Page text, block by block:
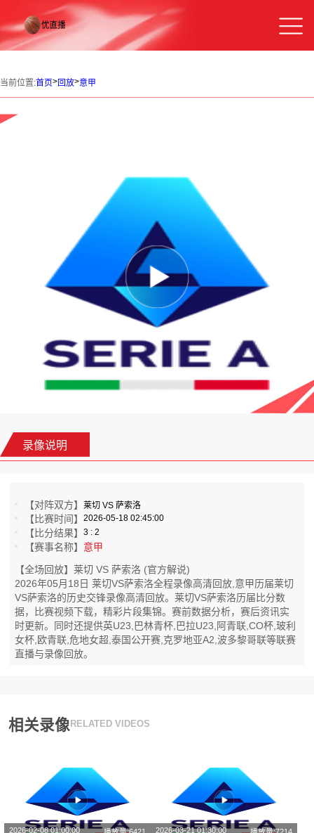
当前位置:首页>回放>意甲
录像说明
【对阵双方】莱切 VS 萨索洛
【比赛时间】2026-05-18 02:45:00
【比分结果】3 : 2
【赛事名称】 意甲
【全场回放】莱切 VS 萨索洛 (官方解说)
2026年05月18日 莱切VS萨索洛全程录像高清回放,意甲历届莱切
VS萨索洛的历史交锋录像高清回放。莱切VS萨索洛历届比分数
据，比赛视频下载，精彩片段集锦。赛前数据分析，赛后资讯实
时更新。同时还提供英U23,巴林青杯,巴拉U23,阿青联,CO杯,玻利
女杯,欧青联,危地女超,泰国公开赛,克罗地亚A2,波多黎哥联等联赛
直播与录像回放。
相关录像 RELATED VIDEOS
2026-02-08 01:00:00 2026-03-21 01:30:00